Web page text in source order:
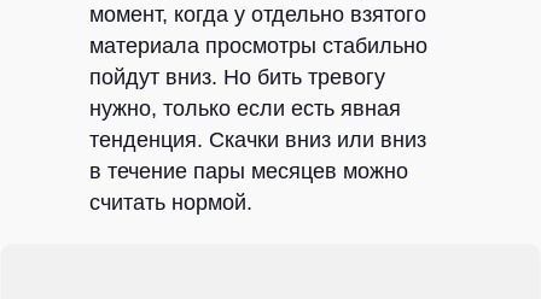
момент, когда у отдельно взятого
материала просмотры стабильно
пойдут вниз. Но бить тревогу
нужно, только если есть явная
тенденция. Скачки вниз или вниз
в течение пары месяцев можно
считать нормой.